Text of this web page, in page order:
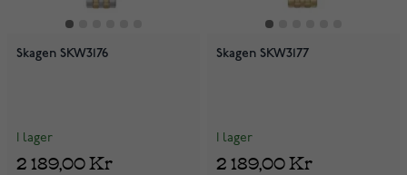
Skagen SKW3176
I lager
2 189,00 Kr
Skagen SKW3177
I lager
2 189,00 Kr